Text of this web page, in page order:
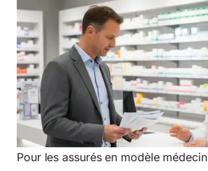
Pour les assurés en modèle